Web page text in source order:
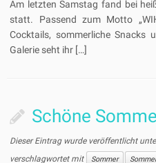
Am letzten Samstag fand bei
statt. Passend zum Motto
Cocktails, sommerliche Snacks
Galerie seht ihr […]
Schöne
Dieser Eintrag wurde veröffentlicht
verschlagwortet mit
Sommer